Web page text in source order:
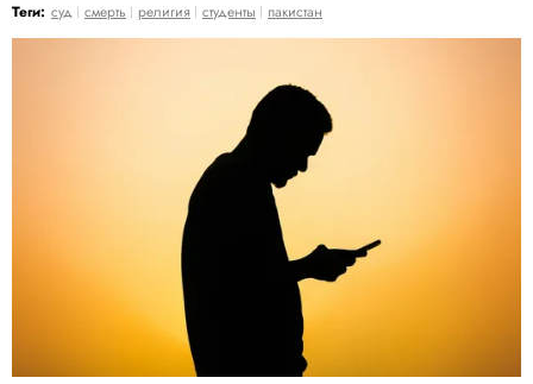
Теги: суд смерть религия студенты пакистан